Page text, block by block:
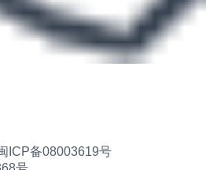
ICP备08003619号